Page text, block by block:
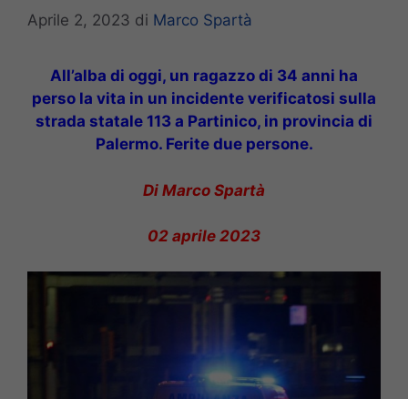
Aprile 2, 2023 di Marco Spartà
All’alba di oggi, un ragazzo di 34 anni ha
perso la vita in un incidente verificatosi sulla
strada statale 113 a Partinico, in provincia di
Palermo. Ferite due persone.
Di Marco Spartà
02 aprile 2023